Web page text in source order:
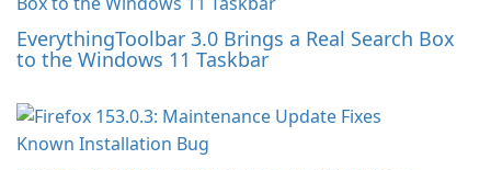
EverythingToolbar 3.0 Brings a Real Search Box
to the Windows 11 Taskbar